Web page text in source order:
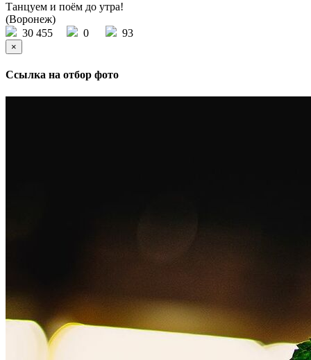
Танцуем и поём до утра!
(Воронеж)
30 455
0 93
×
Ссылка на отбор фото